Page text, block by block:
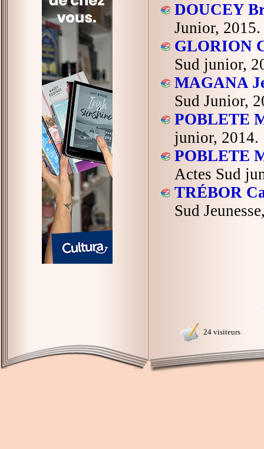
DOUCEY
Junior, 2015.
GLORION
Sud junior,
MAGANA
Sud Junior,
POBLETE
junior, 2014.
POBLETE
Actes Sud
TRÉBOR
Sud
24 visiteurs